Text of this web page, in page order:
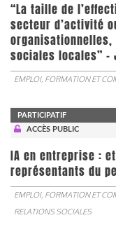
“La taille de
secteur d’activité
sociales locales” -
EMPLOI, FORMATION ET
PARTICIPATIF
ACCÈS PUBLIC
IA en entreprise :
représentants du
EMPLOI, FORMATION ET
RELATIONS SOCIALES